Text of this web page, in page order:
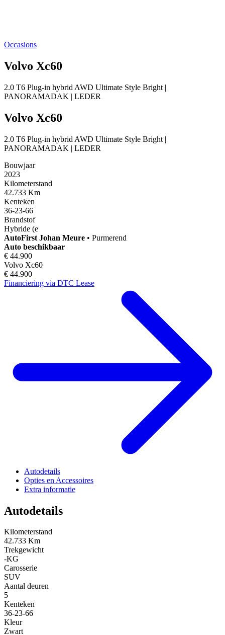
Occasions
Volvo Xc60
2.0 T6 Plug-in hybrid AWD Ultimate Style Bright |
PANORAMADAK | LEDER
Volvo Xc60
2.0 T6 Plug-in hybrid AWD Ultimate Style Bright |
PANORAMADAK | LEDER
Bouwjaar
2023
Kilometerstand
42.733 Km
Kenteken
36-23-66
Brandstof
Hybride (e
AutoFirst Johan Meure • Purmerend
Auto beschikbaar
€ 44.900
Volvo Xc60
€ 44.900
Financiering via DTC Lease
Autodetails
Opties en Accessoires
Extra informatie
Autodetails
Kilometerstand
42.733 Km
Trekgewicht
-KG
Carosserie
SUV
Aantal deuren
5
Kenteken
36-23-66
Kleur
Zwart